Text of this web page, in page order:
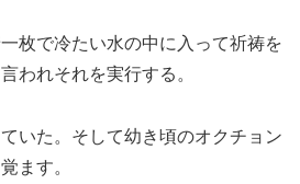
枚で冷たい水の中に入って祈祷を
われそれを実行する。
いた。そして幼き頃のオクチョン
ます。